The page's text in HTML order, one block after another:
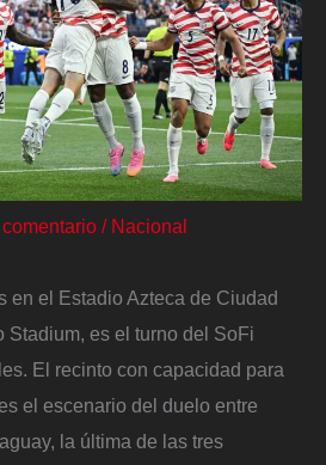
/ Nacional
en el Estadio Azteca de Ciudad
Stadium, es el turno del SoFi
El recinto con capacidad para
el escenario del duelo entre
la última de las tres